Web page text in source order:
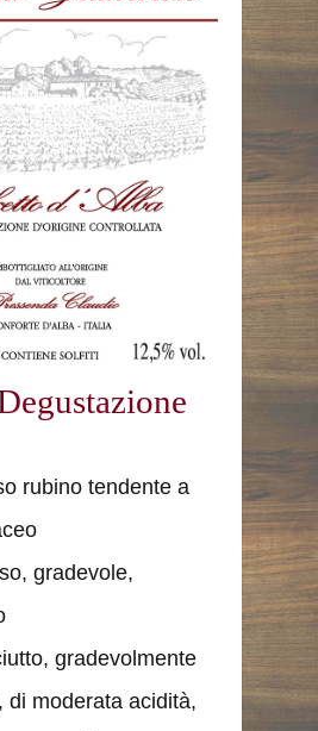
rubino tendente a
gradevole,
gradevolmente
di moderata acidità,